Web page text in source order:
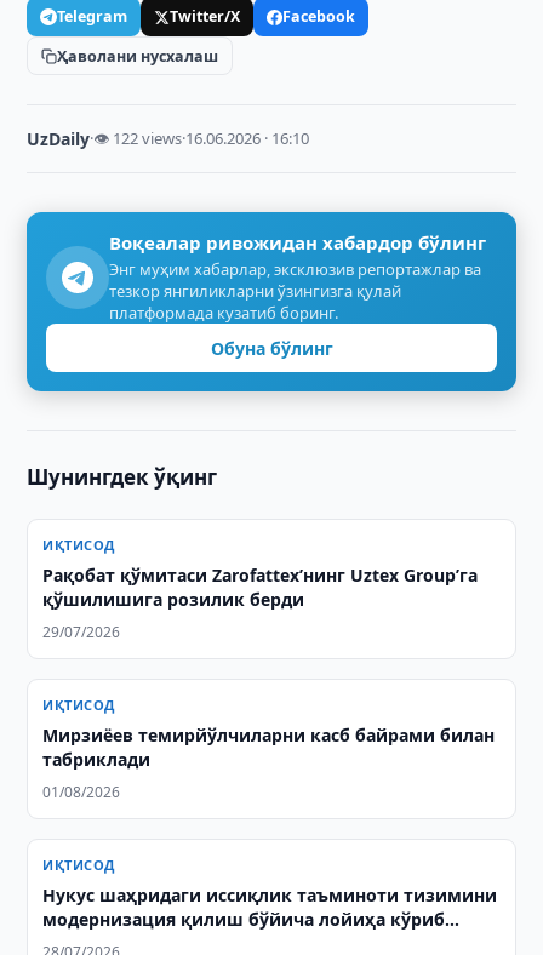
Telegram Twitter/X
Facebook
Ҳаволани нусхалаш
UzDaily·👁 122 views·16.06.2026 · 16:10
Воқеалар ривожидан хабардор бўлинг
Энг муҳим хабарлар, эксклюзив репортажлар ва
тезкор янгиликларни ўзингизга қулай
платформада кузатиб боринг.
Обуна бўлинг
Шунингдек ўқинг
ИҚТИСОД
Рақобат қўмитаси Zarofattex’нинг Uztex Group’га
қўшилишига розилик берди
29/07/2026
ИҚТИСОД
Мирзиёев темирйўлчиларни касб байрами билан
табриклади
01/08/2026
ИҚТИСОД
Нукус шаҳридаги иссиқлик таъминоти тизимини
модернизация қилиш бўйича лойиҳа кўриб
чиқилди